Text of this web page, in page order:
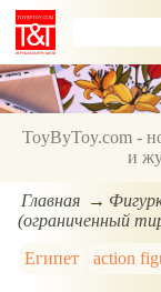
ToyByToy.com -
и
Главная
(ограниченный
Египет
action